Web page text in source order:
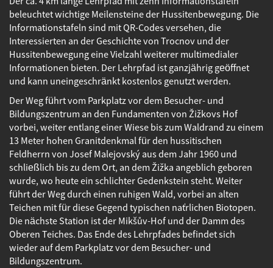
beleuchtet wichtige Meilensteine der Hussitenbewegung. Die
Informationstafeln sind mit QR-Codes versehen, die
Interessierten an der Geschichte von Trocnov und der
Hussitenbewegung eine Vielzahl weiterer multimedialer
Informationen bieten. Der Lehrpfad ist ganzjährig geöffnet
und kann uneingeschränkt kostenlos genutzt werden.
Der Weg führt vom Parkplatz vor dem Besucher- und
Bildungszentrum an den Fundamenten von Žižkovs Hof
vorbei, weiter entlang einer Wiese bis zum Waldrand zu einem
13 Meter hohen Granitdenkmal für den hussitischen
Feldherrn von Josef Malejovský aus dem Jahr 1960 und
schließlich bis zu dem Ort, an dem Žižka angeblich geboren
wurde, wo heute ein schlichter Gedenkstein steht. Weiter
führt der Weg durch einen ruhigen Wald, vorbei an alten
Teichen mit für diese Gegend typischen natürlichen Biotopen.
Die nächste Station ist der Mikšův-Hof und der Damm des
Oberen Teiches. Das Ende des Lehrpfades befindet sich
wieder auf dem Parkplatz vor dem Besucher- und
Bildungszentrum.